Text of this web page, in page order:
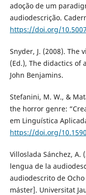
adoção de um
audiodescrição.
https://doi.org/
Snyder, J. (2008). The
(Ed.), The didactics of
John Benjamins.
Stefanini, M. W., &
the horror genre:
em Linguística
https://doi.org/
Villoslada Sánchez, A.
lengua de la
audiodescrito de
máster]. Universitat